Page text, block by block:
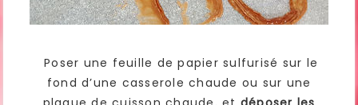
Poser une feuille de papier sulfurisé sur le
fond d’une casserole chaude ou sur une